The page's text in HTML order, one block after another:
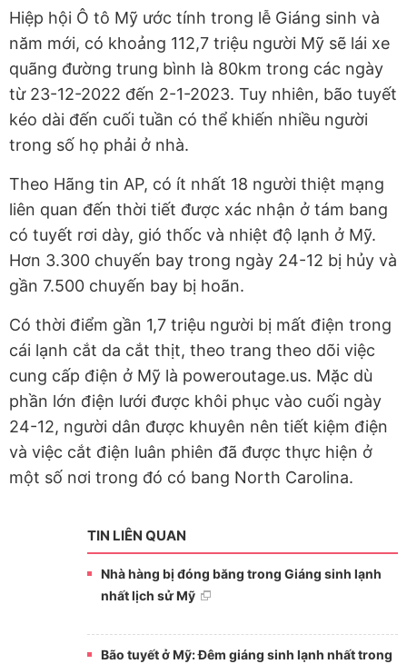
Hiệp hội Ô tô Mỹ ước tính trong lễ Giáng sinh và
năm mới, có khoảng 112,7 triệu người Mỹ sẽ lái xe
quãng đường trung bình là 80km trong các ngày
từ 23-12-2022 đến 2-1-2023. Tuy nhiên, bão tuyết
kéo dài đến cuối tuần có thể khiến nhiều người
trong số họ phải ở nhà.
Theo Hãng tin AP, có ít nhất 18 người thiệt mạng
liên quan đến thời tiết được xác nhận ở tám bang
có tuyết rơi dày, gió thốc và nhiệt độ lạnh ở Mỹ.
Hơn 3.300 chuyến bay trong ngày 24-12 bị hủy và
gần 7.500 chuyến bay bị hoãn.
Có thời điểm gần 1,7 triệu người bị mất điện trong
cái lạnh cắt da cắt thịt, theo trang theo dõi việc
cung cấp điện ở Mỹ là poweroutage.us. Mặc dù
phần lớn điện lưới được khôi phục vào cuối ngày
24-12, người dân được khuyên nên tiết kiệm điện
và việc cắt điện luân phiên đã được thực hiện ở
một số nơi trong đó có bang North Carolina.
TIN LIÊN QUAN
Nhà hàng bị đóng băng trong Giáng sinh lạnh
nhất lịch sử Mỹ
Bão tuyết ở Mỹ: Đêm giáng sinh lạnh nhất trong